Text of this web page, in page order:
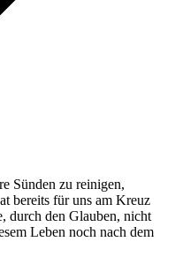
Sünden zu reinigen,
bereits für uns am Kreuz
durch den Glauben, nicht
Leben noch nach dem